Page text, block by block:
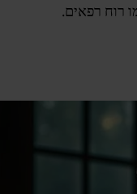
רוח רפאים.